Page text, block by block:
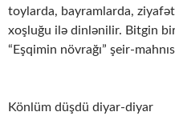
toylarda, bayramlarda,
xoşluğu ilə dinlənilir. Bitgin
“Eşqimin növrağı” şeir-
Könlüm düşdü diyar-diyar